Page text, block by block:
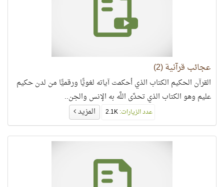
عجائب قرآنية (2)
القرآن الحكيم الكتاب الذي أحكمت آياته لغويًّا ورقميًّا من لدن حكيم
عليم وهو الكتاب الذي تحدَّى اللَّه به الإنس والجن..
عدد الزيارات: المزيد